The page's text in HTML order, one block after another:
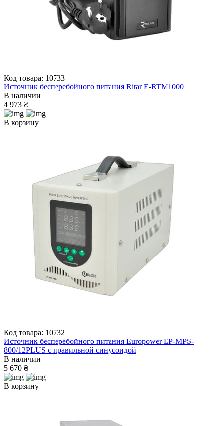
Код товара: 10733
Источник бесперебойного питания Ritar E-RTM1000
В наличии
4 973 ₴
В корзину
Код товара: 10732
Источник бесперебойного питания Europower EP-MPS-
800/12PLUS с правильной синусоидой
В наличии
5 670 ₴
В корзину